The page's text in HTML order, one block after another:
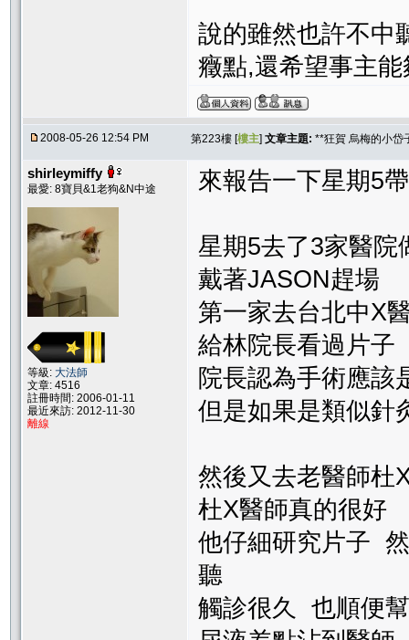
說的雖然也許不中
癥點,還希望事主
2008-05-26 12:54 PM 第223樓 [樓主] 文章主題: **狂賀 烏梅的小岱
shirleymiffy
最愛: 8寶貝&1老狗&N中途
等級: 大法師
文章: 4516
註冊時間: 2006-01-11
最近來訪: 2012-11-30
離線
來報告一下星期5
星期5去了3家醫院
戴著JASON趕場
第一家去台北中X
給林院長看過片子
院長認為手術應
但是如果是類似針
然後又去老醫師杜
杜X醫師真的很好
他仔細研究片子
聽
觸診很久 也順便